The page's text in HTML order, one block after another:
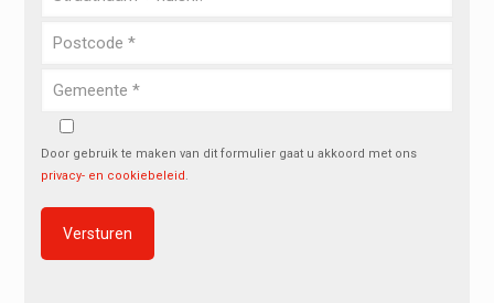
Door gebruik te maken van dit formulier gaat u akkoord met ons
privacy- en cookiebeleid .